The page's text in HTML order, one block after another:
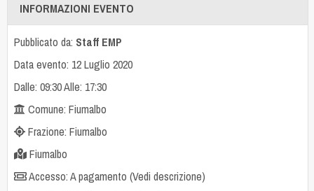
INFORMAZIONI EVENTO
Pubblicato da: Staff EMP
Data evento: 12 Luglio 2020
Dalle: 09:30 Alle: 17:30
Comune: Fiumalbo
Frazione: Fiumalbo
Fiumalbo
Accesso: A pagamento (Vedi descrizione)